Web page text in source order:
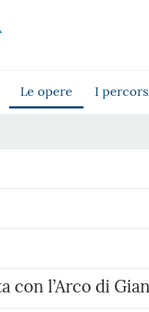
Le opere I
con l’Arco di